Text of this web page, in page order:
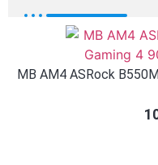
MB AM4 ASRock